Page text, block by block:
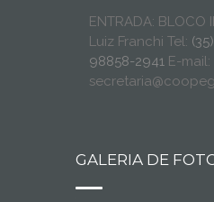
ENTRADA: BLOCO
Luiz Franchi Tel:
98858-2941 E-mail:
GALERIA DE